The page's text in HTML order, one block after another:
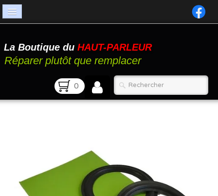
Catalogue
Atelier
La Boutique du HAUT-PARLEUR
Réparer plutôt que remplacer
0